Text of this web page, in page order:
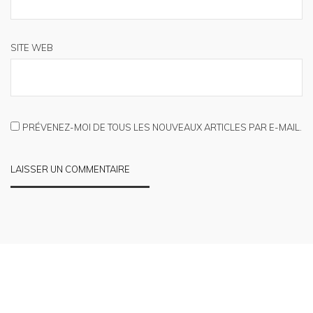
SITE WEB
PRÉVENEZ-MOI DE TOUS LES NOUVEAUX ARTICLES PAR E-MAIL.